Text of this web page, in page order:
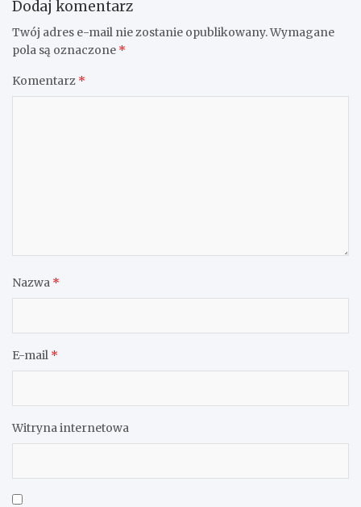
Dodaj komentarz
Twój adres e-mail nie zostanie opublikowany.Wymagane
pola są oznaczone *
Komentarz *
Nazwa *
E-mail *
Witryna internetowa